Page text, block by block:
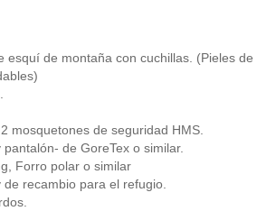
esquí de montaña con cuchillas. (Pieles de
mosquetones de seguridad HMS.
de GoreTex o similar.
Forro polar o similar
recambio para el refugio.